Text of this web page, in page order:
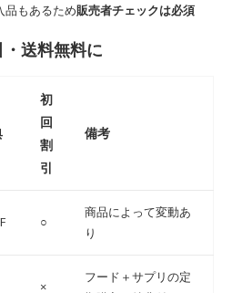
もあるため販売者チェックは必須
送料無料に
初
回
割
引
備考
○
商品によって変動あ
り
×
フード＋サプリの定